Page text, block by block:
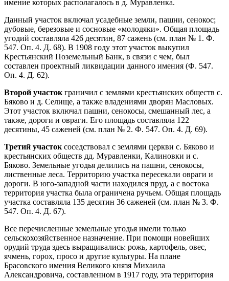
имение которых располагалось в д. Муравленка.
Данный участок включал усадебные земли, пашни, сенокос;
дубовые, березовые и сосновые «молодяки». Общая площадь
угодий составляла 426 десятин, 87 сажень (см. план № 1. Ф.
547. Оп. 4. Д. 68). В 1908 году этот участок выкупил
Крестьянский Поземельный Банк, в связи с чем, был
составлен проектный ликвидации данного имения (Ф. 547.
Оп. 4. Д. 62).
Второй участок граничил с землями крестьянских обществ с.
Бяково и д. Селище, а также владениями дворян Масловых.
Этот участок включал пашни, сенокосы, смешанный лес, а
также, дороги и овраги. Его площадь составляла 122
десятины, 45 саженей (см. план № 2. Ф. 547. Оп. 4. Д. 69).
Третий участок соседствовал с землями церкви с. Бяково и
крестьянских обществ дд. Муравленки, Калиновки и с.
Бяково. Земельные угодья делились на пашни, сенокосы,
лиственные леса. Территорию участка пересекали овраги и
дороги. В юго-западной части находился пруд, а с востока
территория участка была ограничена ручьем. Общая площадь
участка составляла 135 десятин 36 саженей (см. план № 3. Ф.
547. Оп. 4. Д. 67).
Все перечисленные земельные угодья имели только
сельскохозяйственное назначение. При помощи новейших
орудий труда здесь выращивались: рожь, картофель, овес,
ячмень, горох, просо и другие культуры. На плане
Брасовского имения Великого князя Михаила
Александровича, составленном в 1917 году, эта территория